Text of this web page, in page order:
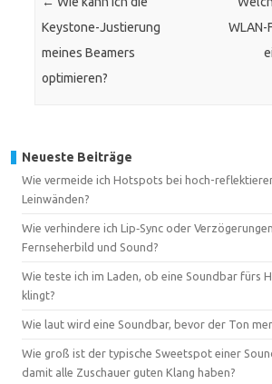
Keystone-Justierung
meines Beamers
optimieren?
WLAN-
Neueste Beiträge
Wie vermeide ich Hotspots bei hoch-
Leinwänden?
Wie verhindere ich Lip‑Sync oder
Fernseherbild und Sound?
Wie teste ich im Laden, ob eine Soundbar fürs
klingt?
Wie laut wird eine Soundbar, bevor der Ton
Wie groß ist der typische Sweetspot einer
damit alle Zuschauer guten Klang haben?